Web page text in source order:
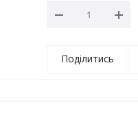
Поділитись